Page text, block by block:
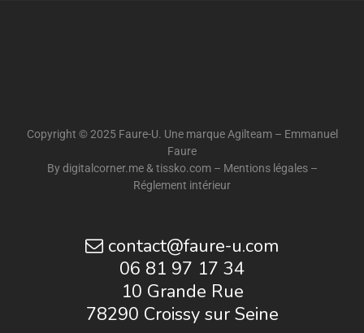
Copyright © 2025 Faure-U. Une marque Agilteam – Emmanuel
Faure
Bydigitalcorner.me&tissko.com– Mentions légales–
Réglement intérieur
contact@faure-u.com
06 81 97 17 34
10 Grande Rue
78290 Croissy sur Seine